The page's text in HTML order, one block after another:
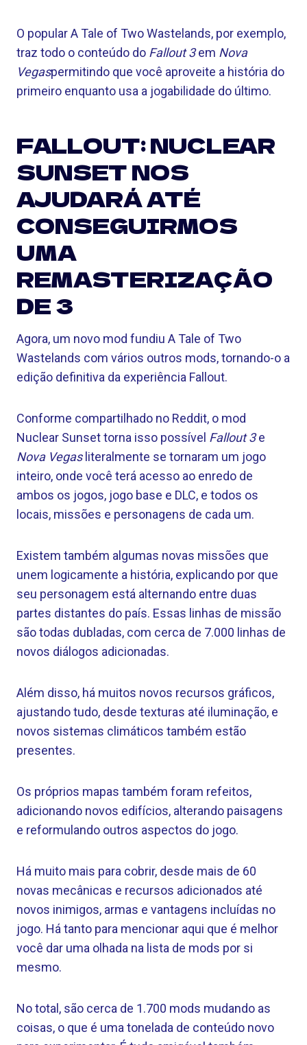
O popular A Tale of Two Wastelands, por exemplo,
traz todo o conteúdo do Fallout 3em Nova
Vegaspermitindo que você aproveite a história do
primeiro enquanto usa a jogabilidade do último.
FALLOUT: NUCLEAR
SUNSET NOS
AJUDARÁ ATÉ
CONSEGUIRMOS
UMA
REMASTERIZAÇÃO
DE 3
Agora, um novo mod fundiu A Tale of Two
Wastelands com vários outros mods, tornando-o a
edição definitiva da experiência Fallout.
Conforme compartilhado no Reddit, o mod
Nuclear Sunset torna isso possível Fallout 3e
Nova Vegasliteralmente se tornaram um jogo
inteiro, onde você terá acesso ao enredo de
ambos os jogos, jogo base e DLC, e todos os
locais, missões e personagens de cada um.
Existem também algumas novas missões que
unem logicamente a história, explicando por que
seu personagem está alternando entre duas
partes distantes do país. Essas linhas de missão
são todas dubladas, com cerca de 7.000 linhas de
novos diálogos adicionadas.
Além disso, há muitos novos recursos gráficos,
ajustando tudo, desde texturas até iluminação, e
novos sistemas climáticos também estão
presentes.
Os próprios mapas também foram refeitos,
adicionando novos edifícios, alterando paisagens
e reformulando outros aspectos do jogo.
Há muito mais para cobrir, desde mais de 60
novas mecânicas e recursos adicionados até
novos inimigos, armas e vantagens incluídas no
jogo. Há tanto para mencionar aqui que é melhor
você dar uma olhada na lista de mods por si
mesmo.
No total, são cerca de 1.700 mods mudando as
coisas, o que é uma tonelada de conteúdo novo